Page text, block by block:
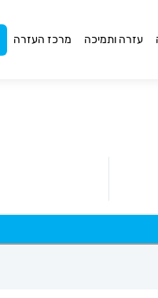
עזרה ותמיכה מרכז העזרה